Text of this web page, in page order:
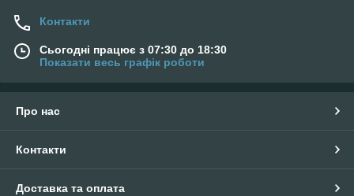
Контакти
Сьогодні працює з 07:30 до 18:30
Показати весь графік роботи
Про нас
Контакти
Доставка та оплата